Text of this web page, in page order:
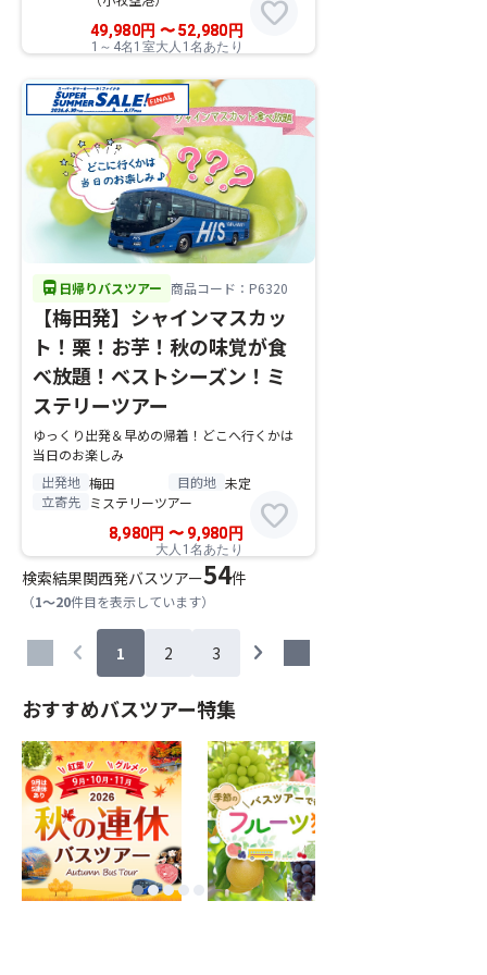
49,980円 〜52,980 円
1～4名1室大人1名あたり
favorite
directions_bus 日帰りバスツアー 商品コード：P6320
【梅田発】シャインマスカッ
ト！栗！お芋！秋の味覚が食
べ放題！ベストシーズン！ミ
ステリーツアー
ゆっくり出発＆早めの帰着！どこへ行くかは
当日のお楽しみ
出発地 梅田 目的地 未定
立寄先 ミステリーツアー
8,980円 〜9,980 円
大人1名あたり
favorite
検索結果関西発バスツアー54件
（1～20件目を表示しています）
chevron_left 1 2 3 chevron_right
おすすめバスツアー特集